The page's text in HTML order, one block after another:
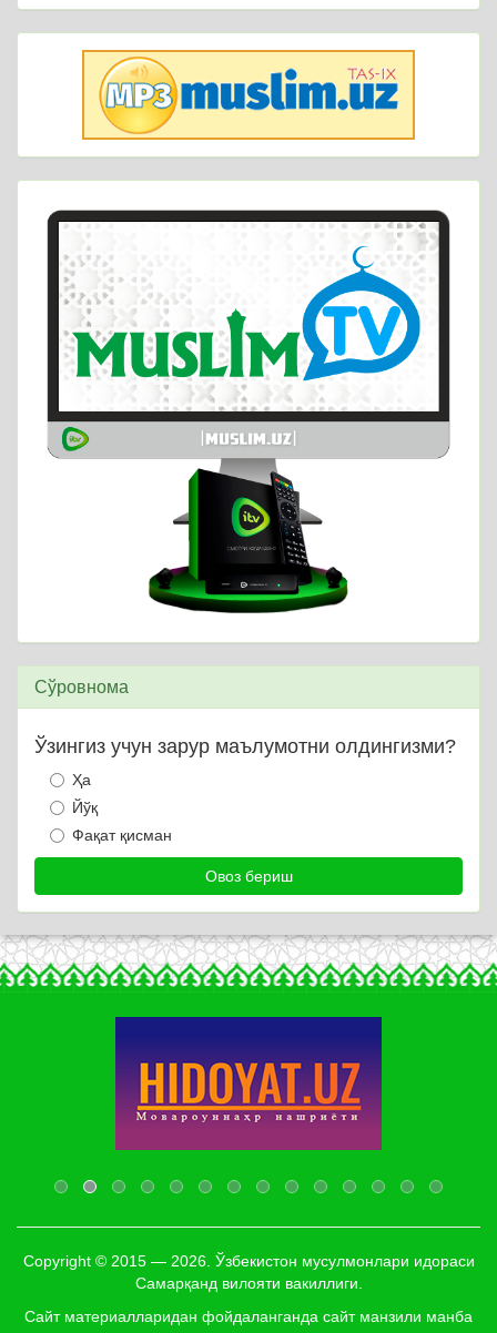
Сўровнома
Ўзингиз учун зарур маълумотни олдингизми?
Ҳа
Йўқ
Фақат қисман
Copyright © 2015 — 2026. Ўзбекистон мусулмонлари идораси
Самарқанд вилояти вакиллиги.
Сайт материалларидан фойдаланганда сайт манзили манба